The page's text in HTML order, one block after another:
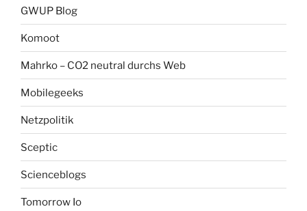
GWUP Blog
Komoot
Mahrko – CO2 neutral durchs Web
Mobilegeeks
Netzpolitik
Sceptic
Scienceblogs
Tomorrow Io